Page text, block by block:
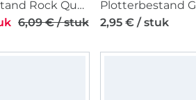
Plotterbestand Rock Queen Mohnblumen, Duits
6,09 € / stuk
2,95 € / stuk